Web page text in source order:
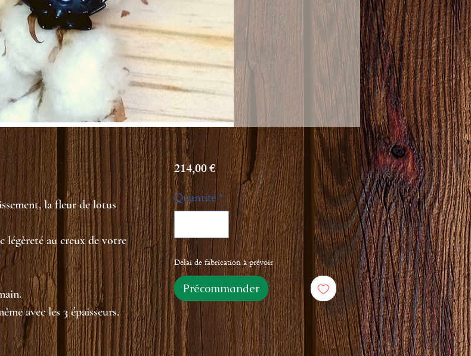
la fleur de lotus
légèreté au creux de votre
avec les 3 épaisseurs.
214,00 €Prix
Quantité *
Délai de fabrication à prévoir
Précommander